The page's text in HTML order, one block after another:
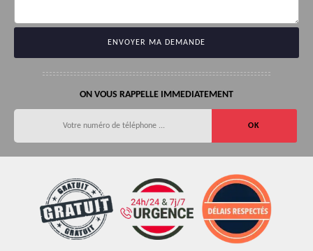
ON VOUS RAPPELLE IMMEDIATEMENT